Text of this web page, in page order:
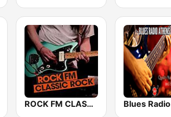
ROCK FM CLASSIC ROCK Blues Radio